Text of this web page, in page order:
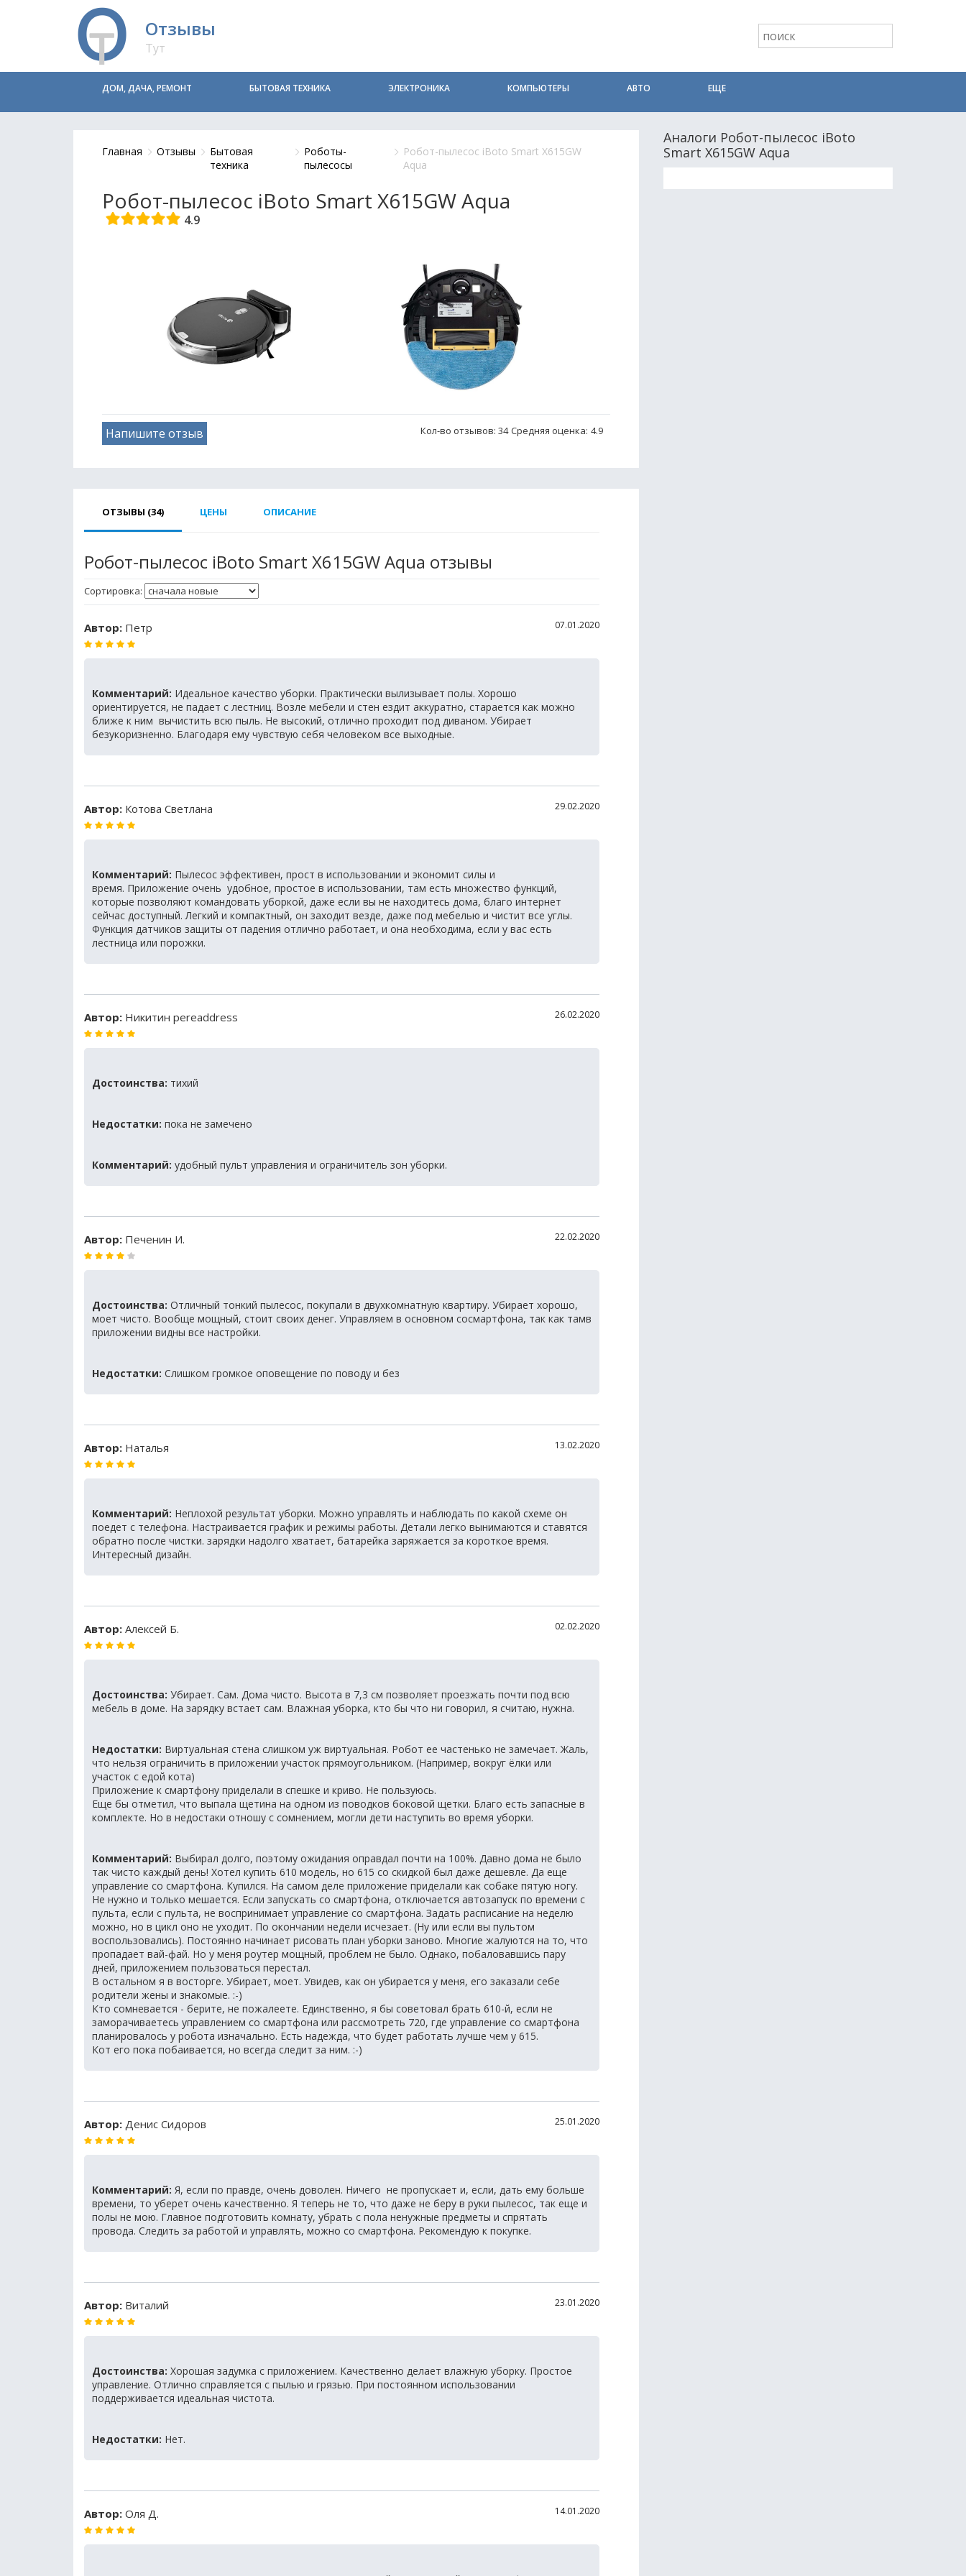
Отзывы
Тут
ДОМ, ДАЧА, РЕМОНТ БЫТОВАЯ ТЕХНИКА ЭЛЕКТРОНИКА КОМПЬЮТЕРЫ АВТО ЕЩЕ
Главная Отзывы
Бытовая
техника
Роботы-
пылесосы
Робот-пылесос iBoto Smart Х615GW
Aqua
Робот-пылесос iBoto Smart Х615GW Aqua
4.9
Кол-во отзывов: 34 Средняя оценка: 4.9
Напишите отзыв
ОТЗЫВЫ (34) ЦЕНЫ ОПИСАНИЕ
Робот-пылесос iBoto Smart Х615GW Aqua отзывы
Сортировка:
Автор: Петр 07.01.2020
Комментарий: Идеальное качество уборки. Практически вылизывает полы. Хорошо
ориентируется, не падает с лестниц. Возле мебели и стен ездит аккуратно, старается как можно
ближе к ним вычистить всю пыль. Не высокий, отлично проходит под диваном. Убирает
безукоризненно. Благодаря ему чувствую себя человеком все выходные.
Автор: Котова Светлана 29.02.2020
Комментарий: Пылесос эффективен, прост в использовании и экономит силы и
время. Приложение очень удобное, простое в использовании, там есть множество функций,
которые позволяют командовать уборкой, даже если вы не находитесь дома, благо интернет
сейчас доступный. Легкий и компактный, он заходит везде, даже под мебелью и чистит все углы.
Функция датчиков защиты от падения отлично работает, и она необходима, если у вас есть
лестница или порожки.
Автор: Никитин pereaddress 26.02.2020
Достоинства: тихий
Недостатки: пока не замечено
Комментарий: удобный пульт управления и ограничитель зон уборки.
Автор: Печенин И. 22.02.2020
Достоинства: Отличный тонкий пылесос, покупали в двухкомнатную квартиру. Убирает хорошо,
моет чисто. Вообще мощный, стоит своих денег. Управляем в основном сосмартфона, так как тамв
приложении видны все настройки.
Недостатки: Слишком громкое оповещение по поводу и без
Автор: Наталья 13.02.2020
Комментарий: Неплохой результат уборки. Можно управлять и наблюдать по какой схеме он
поедет с телефона. Настраивается график и режимы работы. Детали легко вынимаются и ставятся
обратно после чистки. зарядки надолго хватает, батарейка заряжается за короткое время.
Интересный дизайн.
Автор: Алексей Б. 02.02.2020
Достоинства: Убирает. Сам. Дома чисто. Высота в 7,3 см позволяет проезжать почти под всю
мебель в доме. На зарядку встает сам. Влажная уборка, кто бы что ни говорил, я считаю, нужна.
Недостатки: Виртуальная стена слишком уж виртуальная. Робот ее частенько не замечает. Жаль,
что нельзя ограничить в приложении участок прямоугольником. (Например, вокруг ёлки или
участок с едой кота)
Приложение к смартфону приделали в спешке и криво. Не пользуюсь.
Еще бы отметил, что выпала щетина на одном из поводков боковой щетки. Благо есть запасные в
комплекте. Но в недостаки отношу с сомнением, могли дети наступить во время уборки.
Комментарий: Выбирал долго, поэтому ожидания оправдал почти на 100%. Давно дома не было
так чисто каждый день! Хотел купить 610 модель, но 615 со скидкой был даже дешевле. Да еще
управление со смартфона. Купился. На самом деле приложение приделали как собаке пятую ногу.
Не нужно и только мешается. Если запускать со смартфона, отключается автозапуск по времени с
пульта, если с пульта, не воспринимает управление со смартфона. Задать расписание на неделю
можно, но в цикл оно не уходит. По окончании недели исчезает. (Ну или если вы пультом
воспользовались). Постоянно начинает рисовать план уборки заново. Многие жалуются на то, что
пропадает вай-фай. Но у меня роутер мощный, проблем не было. Однако, побаловавшись пару
дней, приложением пользоваться перестал.
В остальном я в восторге. Убирает, моет. Увидев, как он убирается у меня, его заказали себе
родители жены и знакомые. :-)
Кто сомневается - берите, не пожалеете. Единственно, я бы советовал брать 610-й, если не
заморачиваетесь управлением со смартфона или рассмотреть 720, где управление со смартфона
планировалось у робота изначально. Есть надежда, что будет работать лучше чем у 615.
Кот его пока побаивается, но всегда следит за ним. :-)
Автор: Денис Сидоров 25.01.2020
Комментарий: Я, если по правде, очень доволен. Ничего не пропускает и, если, дать ему больше
времени, то уберет очень качественно. Я теперь не то, что даже не беру в руки пылесос, так еще и
полы не мою. Главное подготовить комнату, убрать с пола ненужные предметы и спрятать
провода. Следить за работой и управлять, можно со смартфона. Рекомендую к покупке.
Автор: Виталий 23.01.2020
Достоинства: Хорошая задумка с приложением. Качественно делает влажную уборку. Простое
управление. Отлично справляется с пылью и грязью. При постоянном использовании
поддерживается идеальная чистота.
Недостатки: Нет.
Автор: Оля Д. 14.01.2020
Аналоги Робот-пылесос iBoto
Smart Х615GW Aqua